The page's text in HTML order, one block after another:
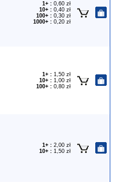
1+ : 0,60 zł
10+ : 0,40 zł
100+ : 0,30 zł
1000+ : 0,20 zł
1+ : 1,50 zł
10+ : 1,00 zł
100+ : 0,80 zł
1+ : 2,00 zł
10+ : 1,50 zł